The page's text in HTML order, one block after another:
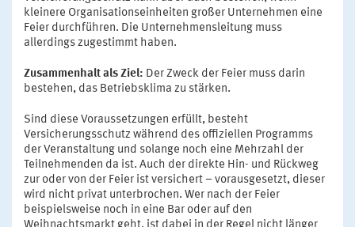
kleinere Organisationseinheiten großer Unternehmen eine
Feier durchführen. Die Unternehmensleitung muss
allerdings zugestimmt haben.
Zusammenhalt als Ziel: Der Zweck der Feier muss darin
bestehen, das Betriebsklima zu stärken.
Sind diese Voraussetzungen erfüllt, besteht
Versicherungsschutz während des offiziellen Programms
der Veranstaltung und solange noch eine Mehrzahl der
Teilnehmenden da ist. Auch der direkte Hin- und Rückweg
zur oder von der Feier ist versichert – vorausgesetzt, dieser
wird nicht privat unterbrochen. Wer nach der Feier
beispielsweise noch in eine Bar oder auf den